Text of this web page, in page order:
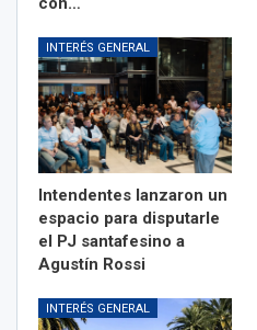
INTERÉS GENERAL
Intendentes lanzaron un
espacio para disputarle
el PJ santafesino a
Agustín Rossi
INTERÉS GENERAL